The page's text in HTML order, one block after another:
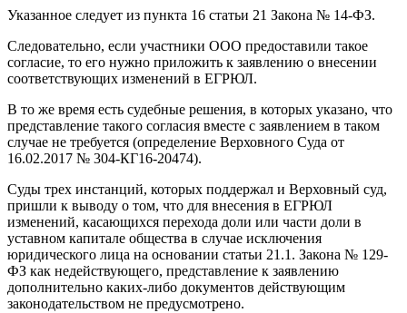
Указанное следует из пункта 16 статьи 21 Закона № 14-ФЗ.
Следовательно, если участники ООО предоставили такое
согласие, то его нужно приложить к заявлению о внесении
соответствующих изменений в ЕГРЮЛ.
В то же время есть судебные решения, в которых указано, что
представление такого согласия вместе с заявлением в таком
случае не требуется (определение Верховного Суда от
16.02.2017 № 304-КГ16-20474).
Суды трех инстанций, которых поддержал и Верховный суд,
пришли к выводу о том, что для внесения в ЕГРЮЛ
изменений, касающихся перехода доли или части доли в
уставном капитале общества в случае исключения
юридического лица на основании статьи 21.1. Закона № 129-
ФЗ как недействующего, представление к заявлению
дополнительно каких-либо документов действующим
законодательством не предусмотрено.